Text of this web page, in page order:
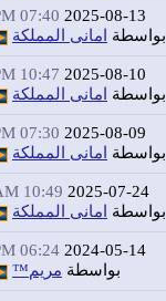
2025-08-13
07:40 PM
بواسطة
امانى المملكة
2025-08-10
10:47 PM
بواسطة
امانى المملكة
2025-08-09
07:30 PM
بواسطة
امانى المملكة
2025-07-24
10:49 AM
بواسطة
امانى المملكة
2024-05-14
06:24 PM
بواسطة مريم™